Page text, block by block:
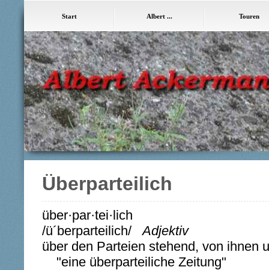
Start Albert ... Touren
Überparteilich
über·par·tei·lich
/ü´berparteilich/Adjektiv
über den Parteien stehend, von ihnen
"eine überparteiliche Zeitung"